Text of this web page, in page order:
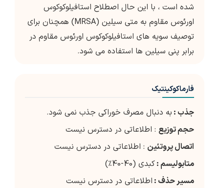
شده است ، با این حال اصطلاح استافیلوكوكوس
اورئوس مقاوم به متی سیلین (MRSA) همچنان برای
توصیف سویه های استافیلوكوكوس اورئوس مقاوم در
برابر پنی سیلین ها استفاده می شود.
فارماکوکینتیک
جذب : به دنبال مصرف خوراکی جذب نمی شود.
حجم توزیع : اطلاعاتی در دسترس نیست
اتصال پروتئین : اطلاعاتی در دسترس نیست
متابولیسم :کبدی (40-40٪)
مسیر حذف : اطلاعاتی در دسترس نیست